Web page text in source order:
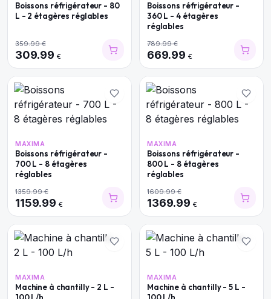
Boissons réfrigérateur - 80
L - 2 étagères réglables
359.99€
309.99 €
Boissons réfrigérateur -
360 L - 4 étagères
réglables
789.99€
669.99 €
MAXIMA
Boissons réfrigérateur -
700 L - 8 étagères
réglables
1359.99€
1159.99 €
MAXIMA
Boissons réfrigérateur -
800 L - 8 étagères
réglables
1609.99€
1369.99 €
MAXIMA
Machine à chantilly - 2 L -
MAXIMA
Machine à chantilly - 5 L -